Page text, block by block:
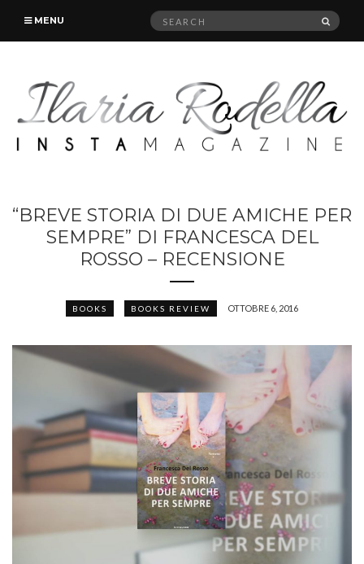
MENU
Search
“BREVE STORIA DI DUE AMICHE PER
SEMPRE” DI FRANCESCA DEL
ROSSO – RECENSIONE
BOOKS BOOKS REVIEW OTTOBRE 6, 2016